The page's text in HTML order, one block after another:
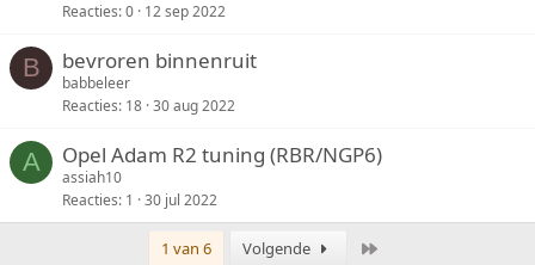
Reacties 0 12 sep 2022
B bevroren binnenruit
babbeleer
Reacties 18 30 aug 2022
A Opel Adam R2 tuning (RBR/NGP6)
assiah10
Reacties 1 30 jul 2022
1 van 6 Volgende